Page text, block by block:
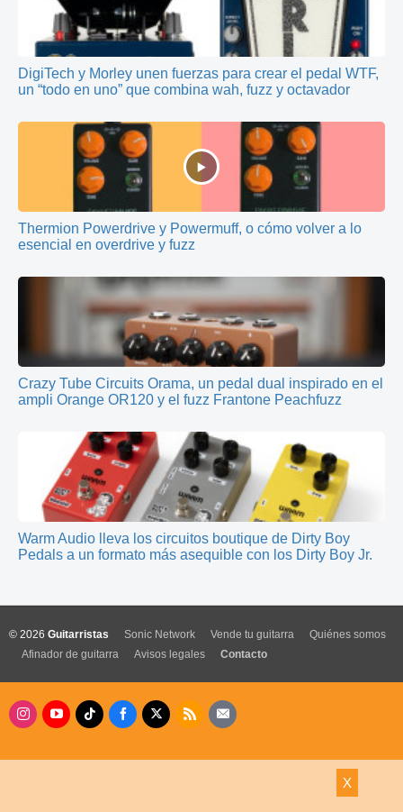
DigiTech y Morley unen fuerzas para crear el pedal WTF,
un “todo en uno” que combina wah, fuzz y octavador
Thermion Powerdrive y Powermuff, o cómo volver a lo
esencial en overdrive y fuzz
Crazy Tube Circuits Orama, un pedal dual inspirado en el
ampli Orange OR120 y el fuzz Frantone Peachfuzz
Warm Audio lleva los circuitos boutique de Dirty Boy
Pedals a un formato más asequible con los Dirty Boy Jr.
X
© 2026 Guitarristas Sonic Network Vende tu guitarra
Quiénes somos
Afinador de guitarra
Avisos legales Contacto